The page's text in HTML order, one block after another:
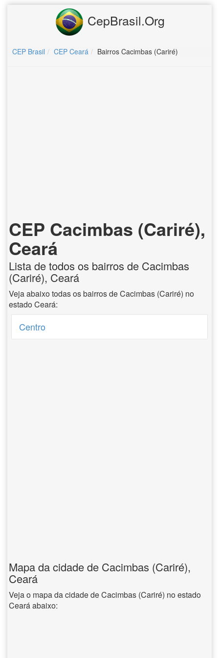
CepBrasil.Org
CEP Brasil CEP Ceará Bairros Cacimbas (Cariré)
CEP Cacimbas (Cariré),
Ceará
Lista de todos os bairros de Cacimbas
(Cariré), Ceará
Veja abaixo todas os bairros de Cacimbas (Cariré) no
estado Ceará:
Centro
Mapa da cidade de Cacimbas (Cariré),
Ceará
Veja o mapa da cidade de Cacimbas (Cariré) no estado
Ceará abaixo: